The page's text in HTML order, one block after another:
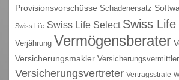
Provisionsvorschüsse Schadenersatz
Swiss Life Swiss Life Select Swiss
Verjährung Vermögensberater
Versicherungsmakler Versicherungsvermittler
Versicherungsvertreter Vertragsstrafe